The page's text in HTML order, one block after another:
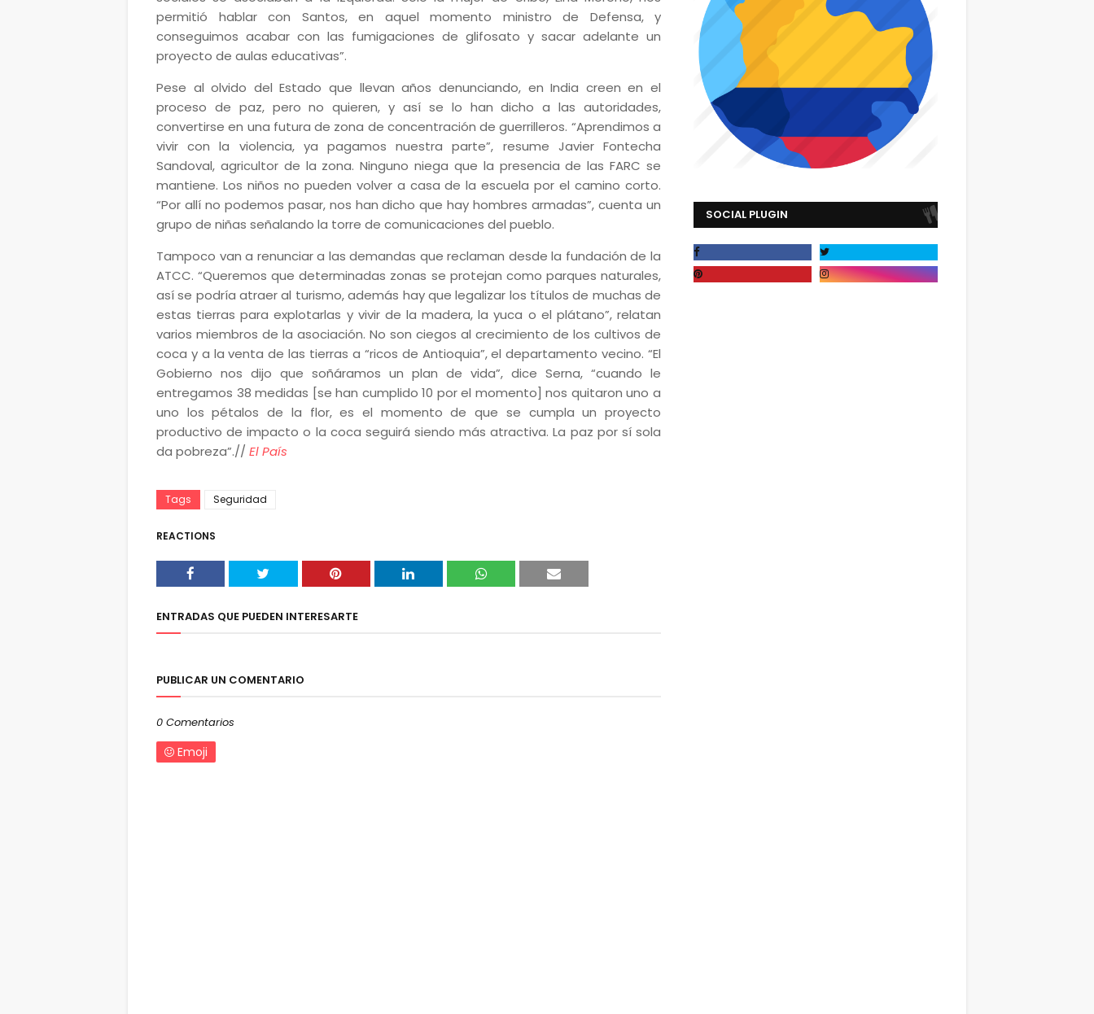
permitió hablar con Santos, en aquel momento ministro de Defensa, y
conseguimos acabar con las fumigaciones de glifosato y sacar adelante un
proyecto de aulas educativas”.
Pese al olvido del Estado que llevan años denunciando, en India creen en el
proceso de paz, pero no quieren, y así se lo han dicho a las autoridades,
convertirse en una futura de zona de concentración de guerrilleros. “Aprendimos a
vivir con la violencia, ya pagamos nuestra parte”, resume Javier Fontecha
Sandoval, agricultor de la zona. Ninguno niega que la presencia de las FARC se
mantiene. Los niños no pueden volver a casa de la escuela por el camino corto.
“Por allí no podemos pasar, nos han dicho que hay hombres armadas”, cuenta un
grupo de niñas señalando la torre de comunicaciones del pueblo.
Tampoco van a renunciar a las demandas que reclaman desde la fundación de la
ATCC. “Queremos que determinadas zonas se protejan como parques naturales,
así se podría atraer al turismo, además hay que legalizar los títulos de muchas de
estas tierras para explotarlas y vivir de la madera, la yuca o el plátano”, relatan
varios miembros de la asociación. No son ciegos al crecimiento de los cultivos de
coca y a la venta de las tierras a “ricos de Antioquia”, el departamento vecino. “El
Gobierno nos dijo que soñáramos un plan de vida”, dice Serna, “cuando le
entregamos 38 medidas [se han cumplido 10 por el momento] nos quitaron uno a
uno los pétalos de la flor, es el momento de que se cumpla un proyecto
productivo de impacto o la coca seguirá siendo más atractiva. La paz por sí sola
da pobreza”.// El País
Tags Seguridad
REACTIONS
ENTRADAS QUE PUEDEN INTERESARTE
PUBLICAR UN COMENTARIO
0 Comentarios
Emoji
SOCIAL PLUGIN